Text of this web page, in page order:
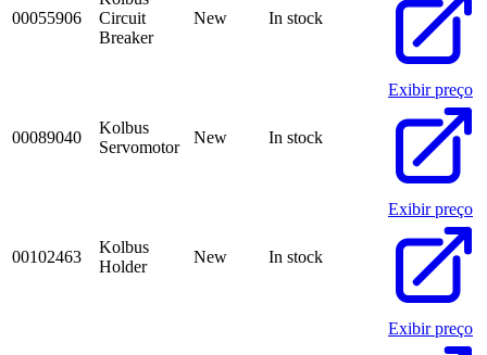
00055906
Circuit
Breaker
New In stock
00089040
Kolbus
Servomotor
New In stock
Exibir preço
00102463
Kolbus
Holder
New In stock
Exibir preço
Exibir preço